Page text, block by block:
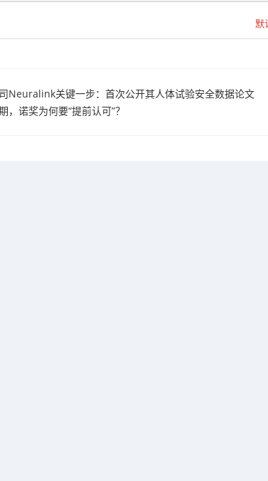
默
Neuralink关键一步：首次公开其人体试验安全数据论文
，诺奖为何要“提前认可”？